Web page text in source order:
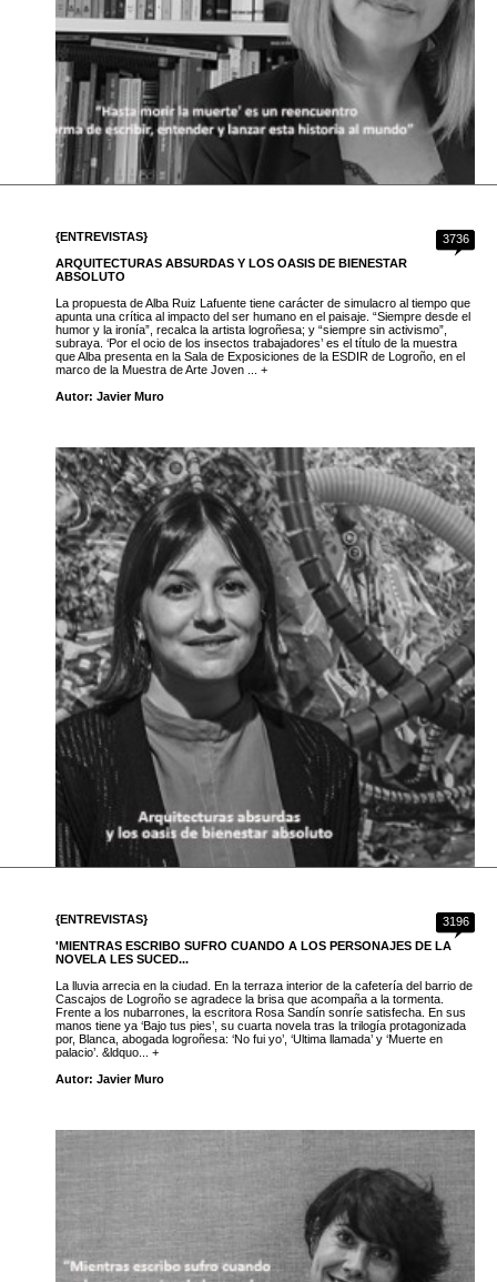
3736
{ENTREVISTAS}
ARQUITECTURAS ABSURDAS Y LOS OASIS DE BIENESTAR
ABSOLUTO
La propuesta de Alba Ruiz Lafuente tiene carácter de simulacro al tiempo que
apunta una crítica al impacto del ser humano en el paisaje. “Siempre desde el
humor y la ironía”, recalca la artista logroñesa; y “siempre sin activismo”,
subraya. ‘Por el ocio de los insectos trabajadores’ es el título de la muestra
que Alba presenta en la Sala de Exposiciones de la ESDIR de Logroño, en el
marco de la Muestra de Arte Joven ... +
Autor: Javier Muro
3196
{ENTREVISTAS}
'MIENTRAS ESCRIBO SUFRO CUANDO A LOS PERSONAJES DE LA
NOVELA LES SUCED...
La lluvia arrecia en la ciudad. En la terraza interior de la cafetería del barrio de
Cascajos de Logroño se agradece la brisa que acompaña a la tormenta.
Frente a los nubarrones, la escritora Rosa Sandín sonríe satisfecha. En sus
manos tiene ya ‘Bajo tus pies’, su cuarta novela tras la trilogía protagonizada
por, Blanca, abogada logroñesa: ‘No fui yo’, ‘Ultima llamada’ y ‘Muerte en
palacio’. &ldquo... +
Autor: Javier Muro